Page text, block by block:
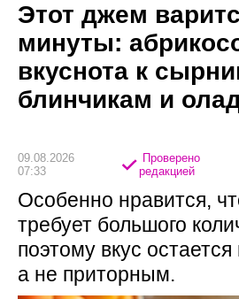
Этот джем
минуты:
вкуснота к
блинчикам и
09.08.2026
07:33
Проверено
редакцией
Особенно нравится,
требует большого
поэтому вкус
а не приторным.